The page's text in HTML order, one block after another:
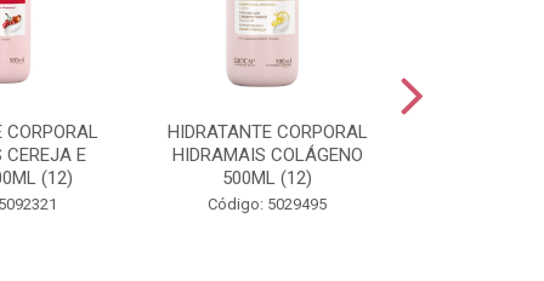
CORPORAL
CEREJA E
(12)
HIDRATANTE CORPORAL
HIDRAMAIS COLÁGENO
500ML (12)
Código: 5029495